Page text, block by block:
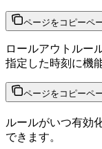
ページをコピーペ
ロールアウトルー
指定した時刻に機
ページをコピーペ
ルールがいつ有効
できます。